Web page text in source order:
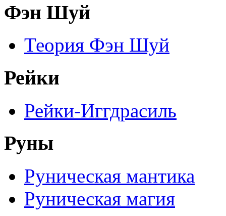
Фэн Шуй
Теория Фэн Шуй
Рейки
Рейки-Иггдрасиль
Руны
Руническая мантика
Руническая магия